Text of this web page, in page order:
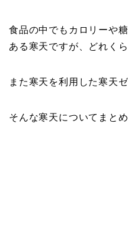
食品の中でもカロリーや
ある寒天ですが、どれく
また寒天を利用した寒天
そんな寒天についてまと